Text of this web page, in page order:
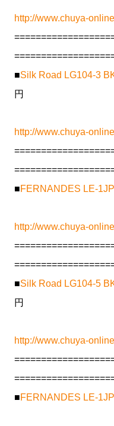
http://www.chuya-
■Silk Road LG104-3
円
http://www.chuya-
■FERNANDES LE-
http://www.chuya-
■Silk Road LG104-5
円
http://www.chuya-
■FERNANDES LE-